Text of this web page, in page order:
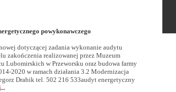
powykonawczego
dotyczącej zadania wykonanie audytu
zakończenia realizowanej przez Muzeum
Lubomirskich w Przeworsku oraz budowa farmy
2020 w ramach działania 3.2 Modernizacja
Drabik tel. 502 216 533audyt energetyczny